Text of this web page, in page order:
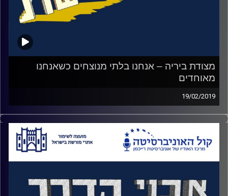
המועצה לשימור אתרים
מצודת ביריה – אנחנו בלתי מנוצחים כשאנחנו
מאוחדים
19/02/2019
ב 28 בפברואר, 1946 יצאו שני חברי ביריה
לפעולת ריגול על כפר ערבי באיזור. הם נתגלו
ונפתחה לכיוונם אש חזקה. הם חזרו לכיוון
המצודה ללא פגע אך הבריטים הגיעו למחרת
המצודה, שלחו את כל חבריה לכלא עכו